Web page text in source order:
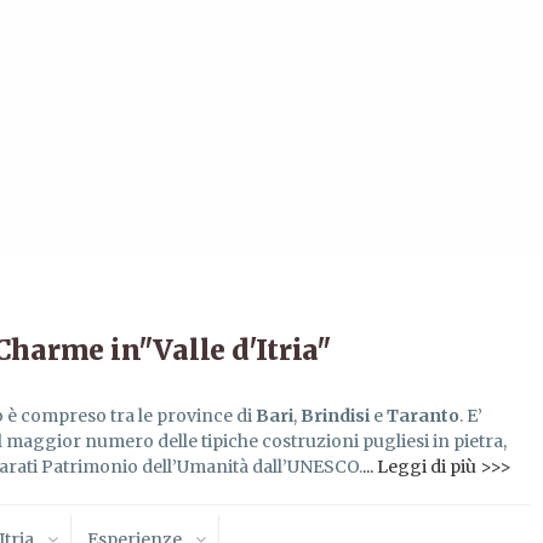
in"Valle d'Itria"
compreso tra le province di Bari, Brindisi eTaranto. E’
maggior numero delle tipiche costruzioni pugliesi in pietra,
Patrimonio dell’Umanità dall’UNESCO.... Leggi di più >>>